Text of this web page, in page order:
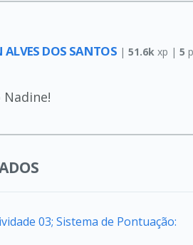
ALVES DOS SANTOS | 51.6k xp | 5
03; Sistema de Pontuação: